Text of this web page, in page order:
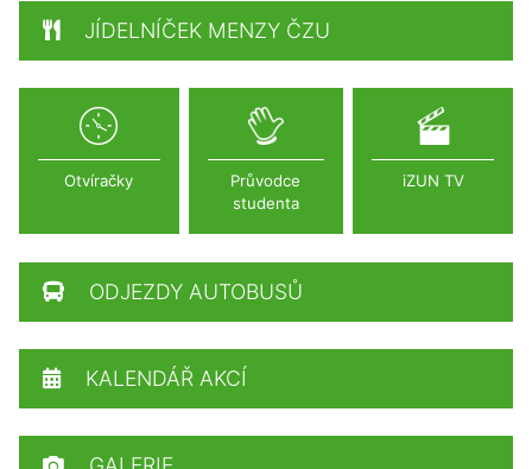
JÍDELNÍČEK MENZY ČZU
Otvíračky
Průvodce
studenta
iZUN TV
ODJEZDY AUTOBUSŮ
KALENDÁŘ AKCÍ